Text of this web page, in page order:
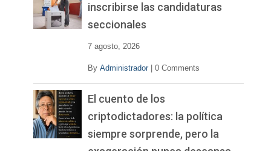
inscribirse las candidaturas
seccionales
7 agosto, 2026
By Administrador 0 Comments
El cuento de los
criptodictadores: la política
siempre sorprende, pero la